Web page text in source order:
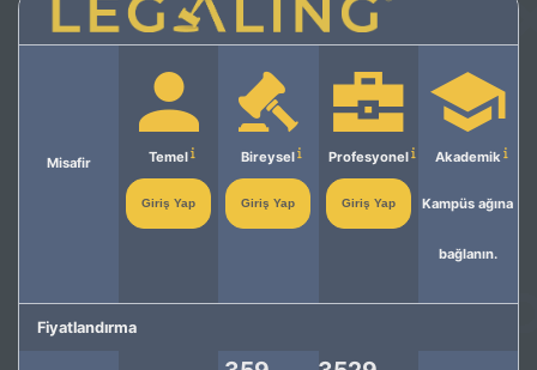
Misafir Temel
Giriş Yap
Bireysel
Giriş Yap
Profesyonel
Giriş Yap
Akademik
Kampüs ağına
bağlanın.
Fiyatlandırma